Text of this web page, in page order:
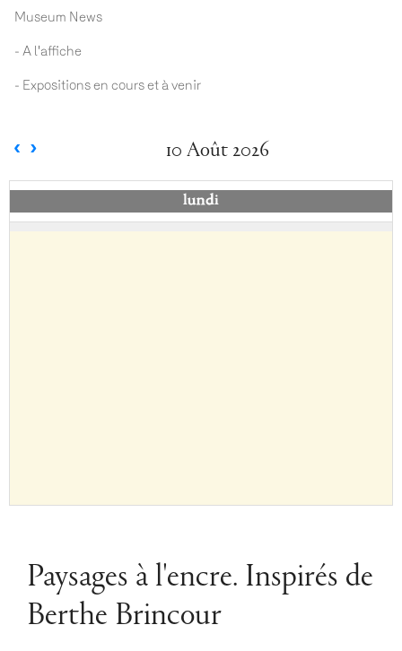
Museum News
- A l'affiche
- Expositions en cours et à venir
10 Août 2026
lundi
Paysages à l'encre. Inspirés de
Berthe Brincour